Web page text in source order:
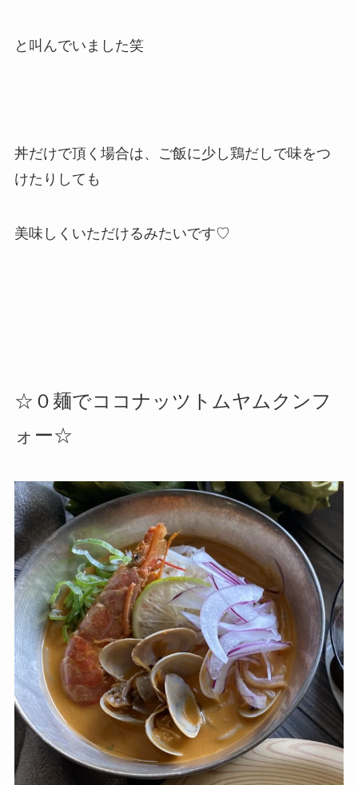
と叫んでいました笑
丼だけで頂く場合は、ご飯に少し鶏だしで味をつ
けたりしても
美味しくいただけるみたいです♡
☆０麺でココナッツトムヤムクンフ
ォー☆